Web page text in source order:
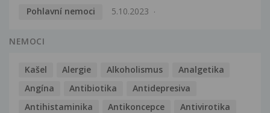
Pohlavní nemoci
5.10.2023
NEMOCI
Kašel Alergie Alkoholismus
Analgetika
Angína
Antibiotika
Antidepresiva
Antihistaminika
Antikoncepce Antivirotika